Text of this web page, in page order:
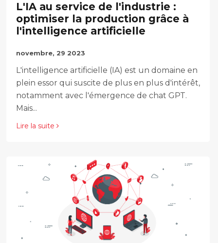
L'IA au service de l'industrie :
optimiser la production grâce à
l'intelligence artificielle
novembre, 29 2023
L'intelligence artificielle (IA) est un domaine en
plein essor qui suscite de plus en plus d'intérêt,
notamment avec l'émergence de chat GPT.
Mais...
Lire la suite